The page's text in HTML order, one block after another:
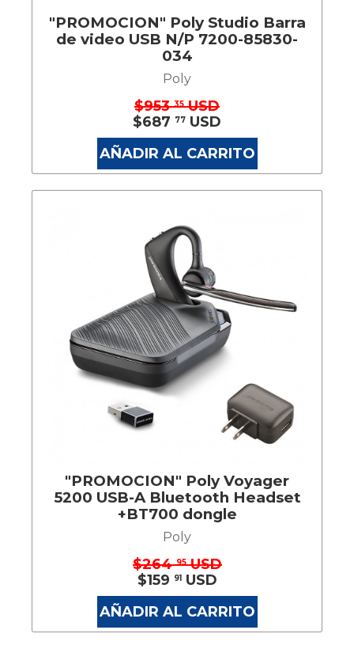
"PROMOCION" Poly Studio Barra
de video USB N/P 7200-85830-
034
Poly
$95335USD
$687 77 USD
AÑADIR AL CARRITO
"PROMOCION" Poly Voyager
5200 USB-A Bluetooth Headset
+BT700 dongle
Poly
$26495USD
$159 91USD
AÑADIR AL CARRITO